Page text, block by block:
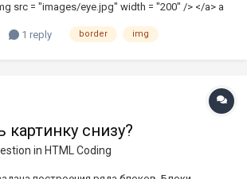
src = "images/eye.jpg" width = "200" /> </a> а
1 reply border img
картинку снизу?
in HTML Coding